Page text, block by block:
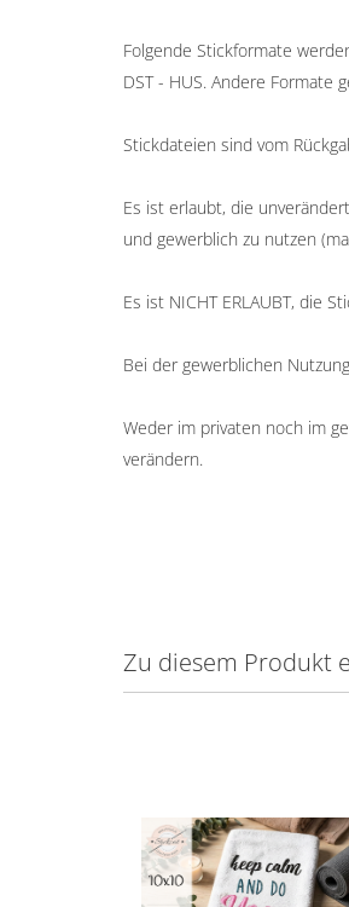
Folgende Stickformate
DST - HUS. Andere Formate
Stickdateien sind vom
Es ist erlaubt, die
und gewerblich zu nutzen
Es ist NICHT ERLAUBT, die
Bei der gewerblichen
Weder im privaten noch im
verändern.
Zu diesem Produkt